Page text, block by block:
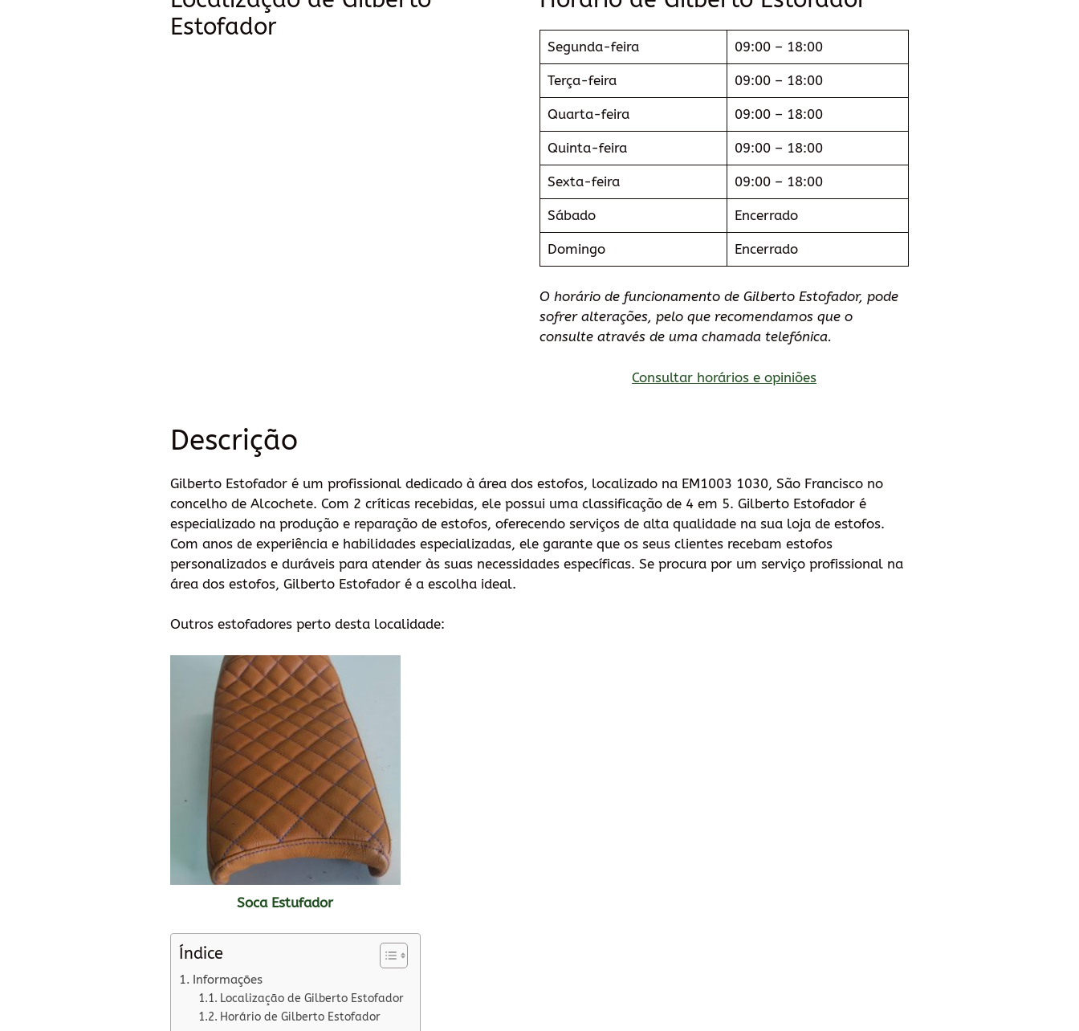
Estofador
Segunda-feira 09:00 – 18:00
Terça-feira 09:00 – 18:00
Quarta-feira 09:00 – 18:00
Quinta-feira 09:00 – 18:00
Sexta-feira 09:00 – 18:00
Sábado Encerrado
Domingo Encerrado
O horário de funcionamento de Gilberto Estofador, pode
sofrer alterações, pelo que recomendamos que o
consulte através de uma chamada telefónica.
Consultar horários e opiniões
Descrição
Gilberto Estofador é um profissional dedicado à área dos estofos, localizado na EM1003 1030, São Francisco no
concelho de Alcochete. Com 2 críticas recebidas, ele possui uma classificação de 4 em 5. Gilberto Estofador é
especializado na produção e reparação de estofos, oferecendo serviços de alta qualidade na sua loja de estofos.
Com anos de experiência e habilidades especializadas, ele garante que os seus clientes recebam estofos
personalizados e duráveis para atender às suas necessidades específicas. Se procura por um serviço profissional na
área dos estofos, Gilberto Estofador é a escolha ideal.
Outros estofadores perto desta localidade:
Soca Estufador
Índice
Informações
Localização de Gilberto Estofador
Horário de Gilberto Estofador